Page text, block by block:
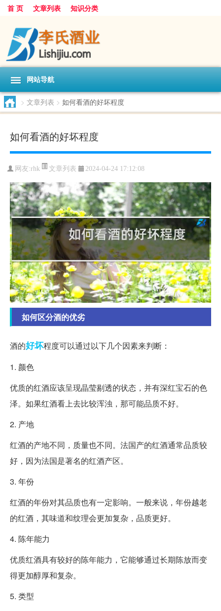
首 页 文章列表 知识分类
网站导航
> 文章列表 > 如何看酒的好坏程度
如何看酒的好坏程度
网友:rhk 文章列表 2024-04-24 17:12:08
如何区分酒的优劣
酒的好坏程度可以通过以下几个因素来判断：
1. 颜色
优质的红酒应该呈现晶莹剔透的状态，并有深红宝石的色
泽。如果红酒看上去比较浑浊，那可能品质不好。
2. 产地
红酒的产地不同，质量也不同。法国产的红酒通常品质较
好，因为法国是著名的红酒产区。
3. 年份
红酒的年份对其品质也有一定影响。一般来说，年份越老
的红酒，其味道和纹理会更加复杂，品质更好。
4. 陈年能力
优质红酒具有较好的陈年能力，它能够通过长期陈放而变
得更加醇厚和复杂。
5. 类型